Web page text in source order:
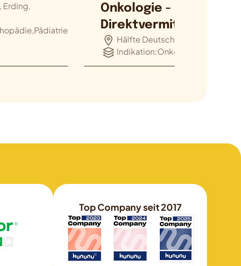
Erding,
Onkologie -
Direktvermittlung
Hälfte Deutschland (Süd)
Indikation:Onkologie
Top Company seit 2017